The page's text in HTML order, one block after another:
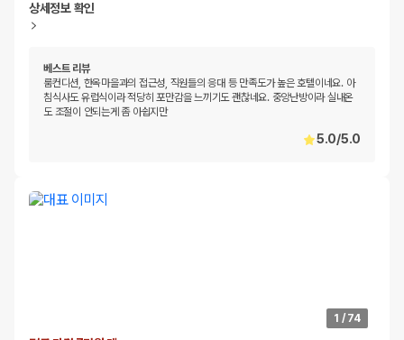
상세정보 확인
베스트 리뷰
룸컨디션, 한옥마을과의 접근성, 직원들의 응대 등 만족도가 높은 호텔이네요. 아
침식사도 유럽식이라 적당히 포만감을 느끼기도 괜찮네요. 중앙난방이라 실내온
도 조절이 안되는게 좀 아쉽지만
5.0/5.0
1 / 74